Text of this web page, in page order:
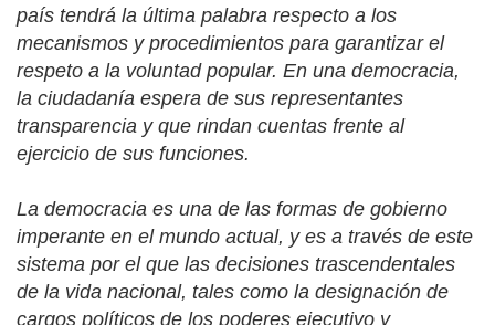
país tendrá la última palabra respecto a los
mecanismos y procedimientos para garantizar el
respeto a la voluntad popular. En una democracia,
la ciudadanía espera de sus representantes
transparencia y que rindan cuentas frente al
ejercicio de sus funciones.
La democracia es una de las formas de gobierno
imperante en el mundo actual, y es a través de este
sistema por el que las decisiones trascendentales
de la vida nacional, tales como la designación de
cargos políticos de los poderes ejecutivo y